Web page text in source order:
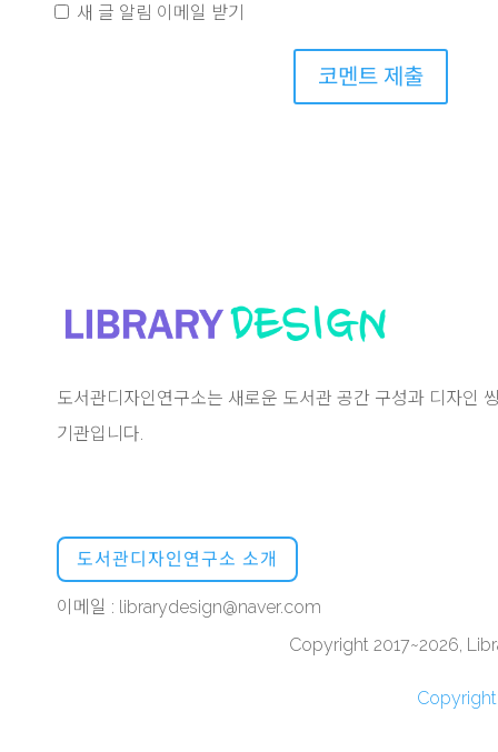
새 글 알림 이메일 받기
코멘트 제출
도서관디자인연구소는 새로운 도서관 공간 구성과 디자인
기관입니다.
도서관디자인연구소 소개
이메일 : librarydesign@naver.com
Copyright 2017~2026,